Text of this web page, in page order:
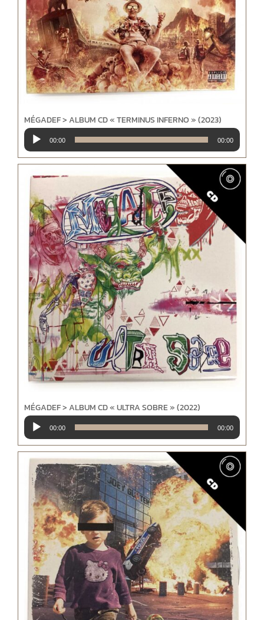
MÉGADEF > ALBUM CD « TERMINUS INFERNO » (2023)
Lecteur
audio
00:00 00:00
MÉGADEF > ALBUM CD « ULTRA SOBRE » (2022)
Lecteur
audio
00:00 00:00